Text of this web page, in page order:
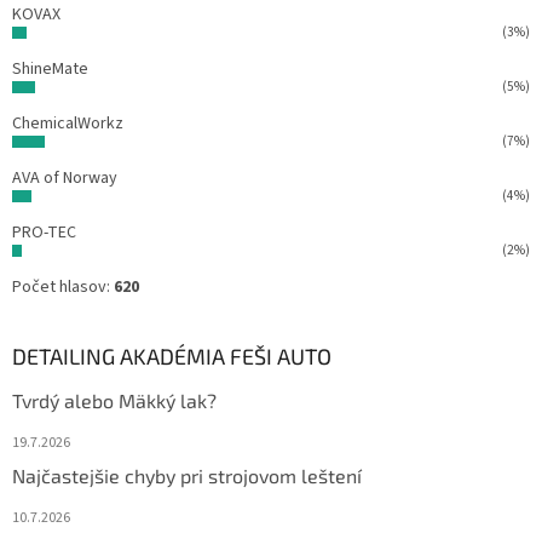
KOVAX
(3%)
ShineMate
(5%)
ChemicalWorkz
(7%)
AVA of Norway
(4%)
PRO-TEC
(2%)
Počet hlasov: 620
DETAILING AKADÉMIA FEŠI AUTO
Tvrdý alebo Mäkký lak?
19.7.2026
Najčastejšie chyby pri strojovom leštení
10.7.2026